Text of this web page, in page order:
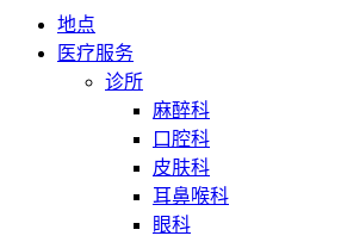
地点
医疗服务
诊所
麻醉科
口腔科
皮肤科
耳鼻喉科
眼科